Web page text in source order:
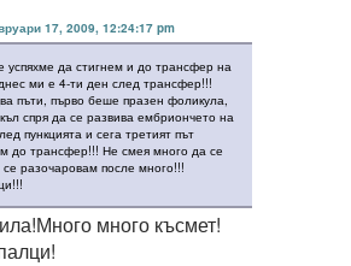
17, 2009, 12:24:17 pm
успяхме да стигнем и до трансфер на
ми е 4-ти ден след трансфер!!!
пъти, първо беше празен фоликула,
спря да се развива ембриончето на
пункцията и сега третият път
до трансфер!!! Не смея много да се
разочаровам после много!!!
много късмет!